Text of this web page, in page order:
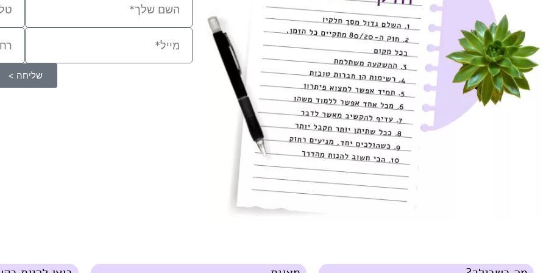
שליחה >